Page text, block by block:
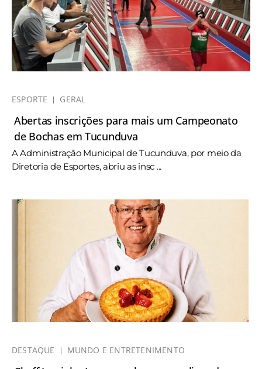
ESPORTE GERAL
Abertas inscrições para mais um Campeonato
de Bochas em Tucunduva
A Administração Municipal de Tucunduva, por meio da
Diretoria de Esportes, abriu as insc ...
DESTAQUE MUNDO E ENTRETENIMENTO